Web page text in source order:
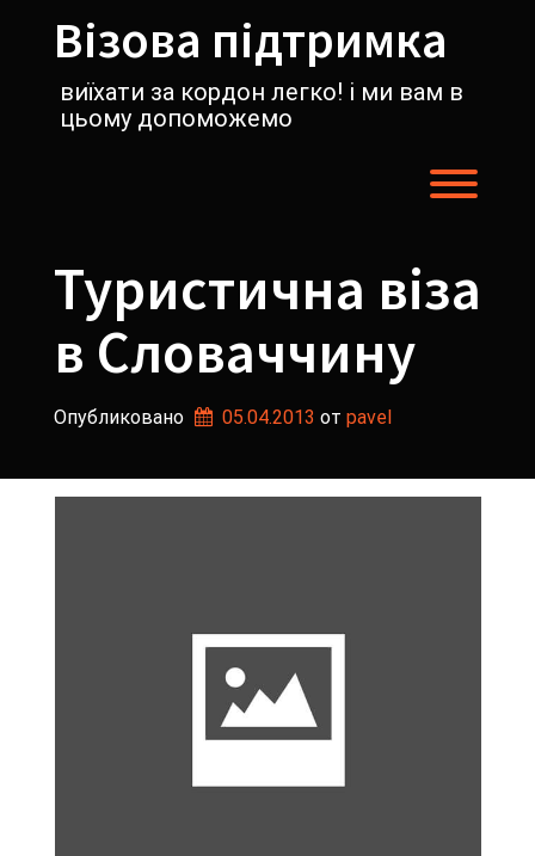
содержимомуВізова підтримка
виїхати за кордон легко! і ми вам в
цьому допоможемо
Туристична віза
в Словаччину
Опубликовано 05.04.2013 от pavel